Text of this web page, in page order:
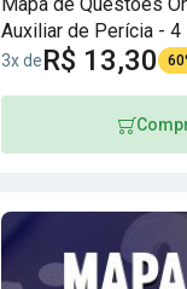
Auxiliar de Perícia -
3x deR$ 13,30